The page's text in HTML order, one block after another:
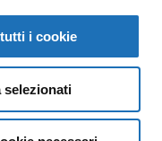
i cookie
selezionati